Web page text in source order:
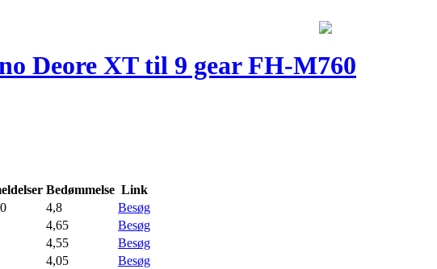
Deore XT til 9 gear FH-M760
Bedømmelse Link
4,8
Besøg
4,65
Besøg
4,55
Besøg
4,05
Besøg